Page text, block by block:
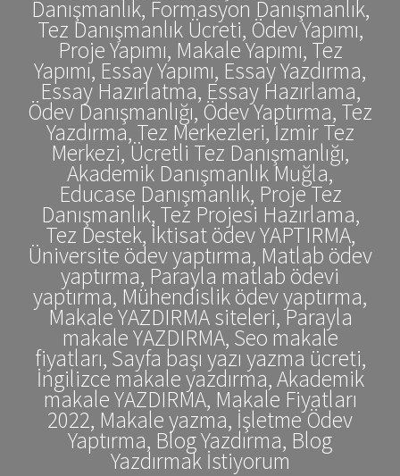
Danışmanlık, Formasyon Danışmanlık,
Tez Danışmanlık Ücreti, Ödev Yapımı,
Proje Yapımı, Makale Yapımı, Tez
Yapımı, Essay Yapımı, Essay Yazdırma,
Essay Hazırlatma, Essay Hazırlama,
Ödev Danışmanlığı, Ödev Yaptırma, Tez
Yazdırma, Tez Merkezleri, İzmir Tez
Merkezi, Ücretli Tez Danışmanlığı,
Akademik Danışmanlık Muğla,
Educase Danışmanlık, Proje Tez
Danışmanlık, Tez Projesi Hazırlama,
Tez Destek, İktisat ödev YAPTIRMA,
Üniversite ödev yaptırma, Matlab ödev
yaptırma, Parayla matlab ödevi
yaptırma, Mühendislik ödev yaptırma,
Makale YAZDIRMA siteleri, Parayla
makale YAZDIRMA, Seo makale
fiyatları, Sayfa başı yazı yazma ücreti,
İngilizce makale yazdırma, Akademik
makale YAZDIRMA, Makale Fiyatları
2022, Makale yazma, İşletme Ödev
Yaptırma, Blog Yazdırma, Blog
Yazdırmak İstiyorum